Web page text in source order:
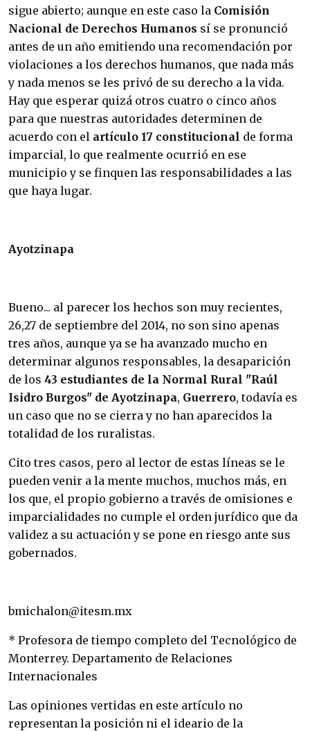
sigue abierto; aunque en este caso la Comisión
Nacional de Derechos Humanos sí se pronunció
antes de un año emitiendo una recomendación por
violaciones a los derechos humanos, que nada más
y nada menos se les privó de su derecho a la vida.
Hay que esperar quizá otros cuatro o cinco años
para que nuestras autoridades determinen de
acuerdo con el artículo 17 constitucional de forma
imparcial, lo que realmente ocurrió en ese
municipio y se finquen las responsabilidades a las
que haya lugar.
Ayotzinapa
Bueno... al parecer los hechos son muy recientes,
26,27 de septiembre del 2014, no son sino apenas
tres años, aunque ya se ha avanzado mucho en
determinar algunos responsables, la desaparición
de los 43 estudiantes de la Normal Rural "Raúl
Isidro Burgos" de Ayotzinapa, Guerrero, todavía es
un caso que no se cierra y no han aparecidos la
totalidad de los ruralistas.
Cito tres casos, pero al lector de estas líneas se le
pueden venir a la mente muchos, muchos más, en
los que, el propio gobierno a través de omisiones e
imparcialidades no cumple el orden jurídico que da
validez a su actuación y se pone en riesgo ante sus
gobernados.
bmichalon@itesm.mx
* Profesora de tiempo completo del Tecnológico de
Monterrey. Departamento de Relaciones
Internacionales
Las opiniones vertidas en este artículo no
representan la posición ni el ideario de la